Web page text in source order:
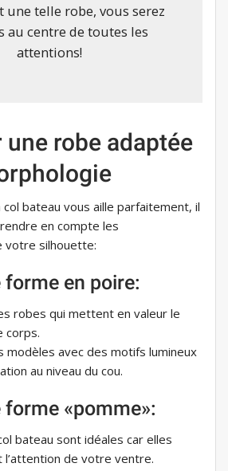
une telle robe, vous serez
au centre de toutes les
attentions!
robe adaptée
col bateau vous aille parfaitement, il
en compte les
votre silhouette:
forme en poire:
robes qui mettent en valeur le
corps.
modèles avec des motifs lumineux
au niveau du cou.
forme «pomme»:
bateau sont idéales car elles
de votre ventre.